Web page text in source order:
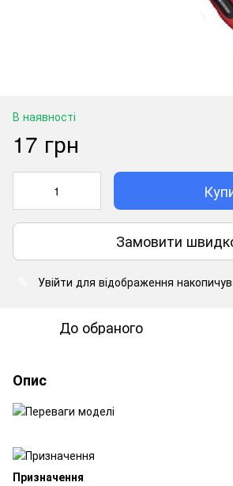
В наявності
17 грн
Замовити
Увійти для відображення
До обраного
Опис
Призначення